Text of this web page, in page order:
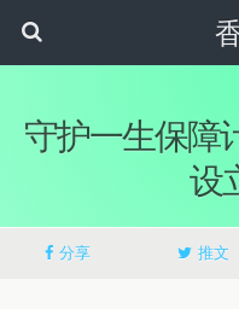
守护一生保障
设
分享 推文